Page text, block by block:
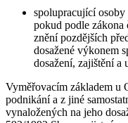
spolupracující osoby
pokud podle
znění pozdějších
dosažené výkonem
dosažení, zajištění a
Vyměřovacím základem u
podnikání a z jiné
vynaložených na jeho